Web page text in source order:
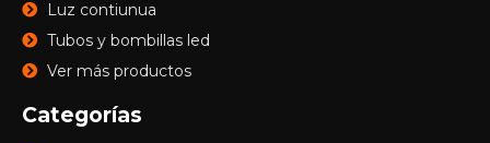
Luz contiunua
Tubos y bombillas led
Ver más productos
Categorías